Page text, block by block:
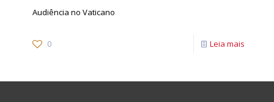
Audiência no Vaticano
0 Leia mais